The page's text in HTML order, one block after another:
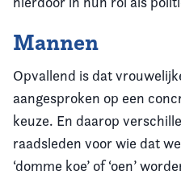
Mannen
Opvallend is dat
aangesproken op een
keuze. En daarop
raadsleden voor wie dat
‘domme koe’ of ‘oen’